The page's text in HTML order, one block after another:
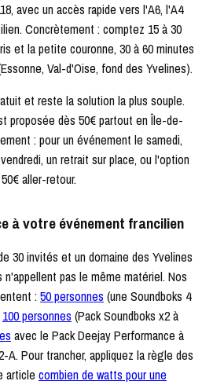
avec un accès rapide vers l'A6, l'A4
Concrètement : comptez 15 à 30
et la petite couronne, 30 à 60 minutes
Val-d'Oise, fond des Yvelines).
et reste la solution la plus souple.
proposée dès 50€ partout en Île-de-
: pour un événement le samedi,
un retrait sur place, ou l'option
aller-retour.
à votre événement francilien
30 invités et un domaine des Yvelines
n'appellent pas le même matériel. Nos
: 50 personnes (une Soundboks 4
100 personnes (Pack Soundboks x2 à
avec le Pack Deejay Performance à
A. Pour trancher, appliquez la règle des
article combien de watts pour une